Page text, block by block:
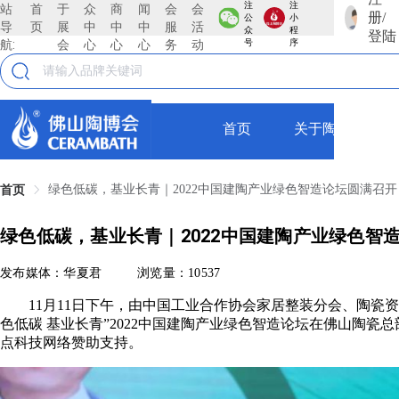
站
导
航:
首
页
于
展
会
众
中
心
商
中
心
闻
中
心
会
服
务
会
活
动
注
公
众
号
注
小
程
序
册/
登陆
首页 关于陶博会
首页 绿色低碳，基业长青｜2022中国建陶产业绿色智造论坛圆满召开
绿色低碳，基业长青｜2022中国建陶产业绿色智
发布媒体：华夏君 浏览量：10537
11月11日下午，由中国工业合作协会家居整装分会、陶瓷
色低碳 基业长青”2022中国建陶产业绿色智造论坛在佛山陶瓷
点科技网络赞助支持。